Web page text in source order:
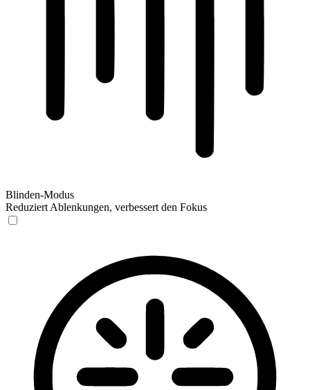
Blinden-Modus
Reduziert Ablenkungen, verbessert den Fokus